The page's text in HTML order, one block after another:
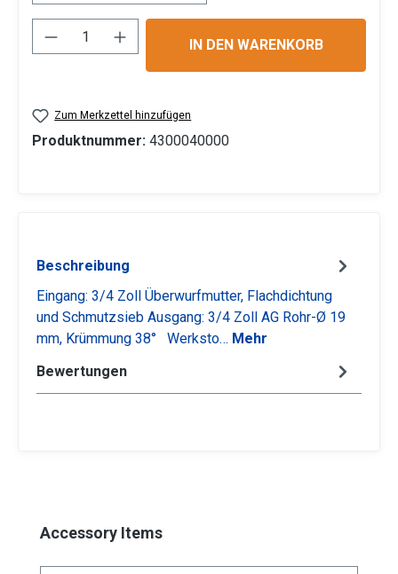
Produkt Anzahl: Gib den gewünschten
IN DEN WARENKORB
Zum Merkzettel hinzufügen
Produktnummer: 4300040000
Beschreibung
Eingang: 3/4 Zoll Überwurfmutter, Flachdichtung
und Schmutzsieb Ausgang: 3/4 Zoll AG Rohr-Ø 19
mm, Krümmung 38° Werksto… Mehr
Bewertungen
Produktgalerie überspringen
Accessory Items